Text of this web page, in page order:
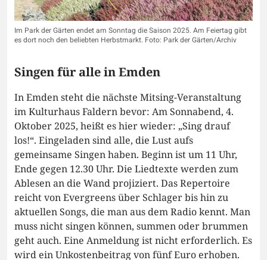
Im Park der Gärten endet am Sonntag die Saison 2025. Am Feiertag gibt
es dort noch den beliebten Herbstmarkt. Foto: Park der Gärten/Archiv
Singen für alle in Emden
In Emden steht die nächste Mitsing-Veranstaltung
im Kulturhaus Faldern bevor: Am Sonnabend, 4.
Oktober 2025, heißt es hier wieder: „Sing drauf
los!“. Eingeladen sind alle, die Lust aufs
gemeinsame Singen haben. Beginn ist um 11 Uhr,
Ende gegen 12.30 Uhr. Die Liedtexte werden zum
Ablesen an die Wand projiziert. Das Repertoire
reicht von Evergreens über Schlager bis hin zu
aktuellen Songs, die man aus dem Radio kennt. Man
muss nicht singen können, summen oder brummen
geht auch. Eine Anmeldung ist nicht erforderlich. Es
wird ein Unkostenbeitrag von fünf Euro erhoben.